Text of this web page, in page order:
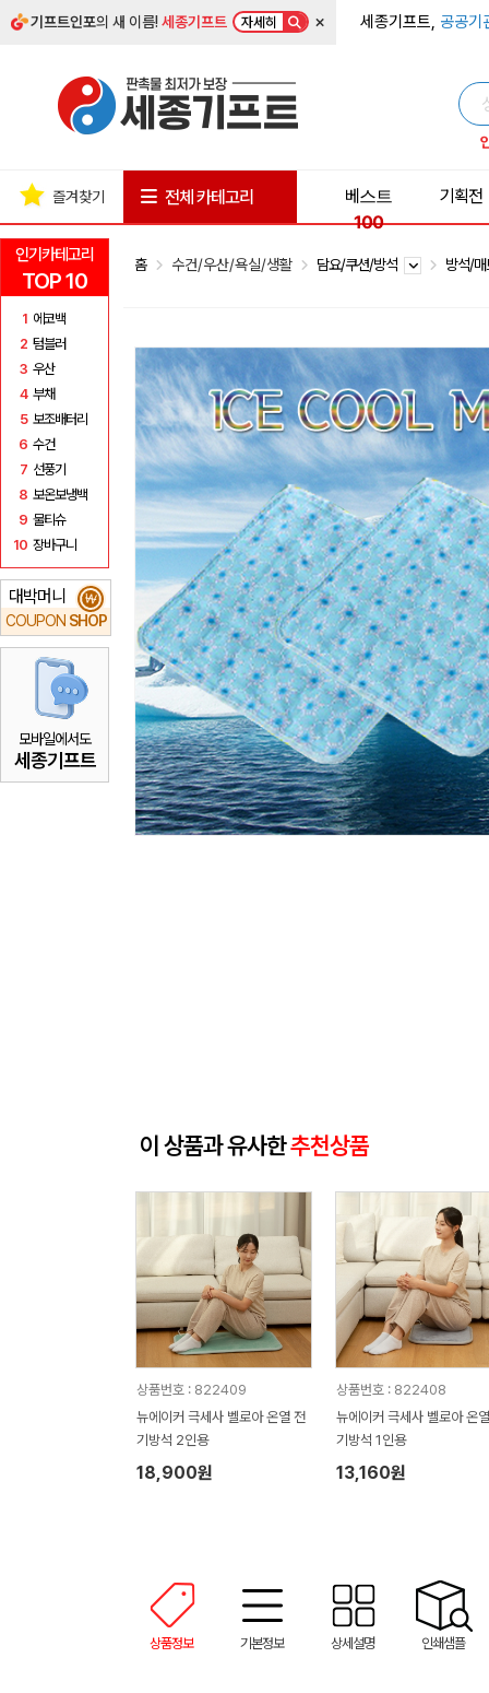
기프트인포의 새 이름!세종기프트 자세히 × 세종기프트, 공공기
인기카테고리
TOP 10
1 에코백
2 텀블러
3 우산
4 부채
5 보조배터리
6 수건
7 선풍기
8 보온보냉백
9 물티슈
10 장바구니
대박머니
COUPON SHOP
₩
모바일에서도
세종기프트
즐겨찾기 전체 카테고리
베스트
100
기획전
홈 수건/우산/욕실/생활 담요/쿠션/방석 방석/
이 상품과 유사한추천상품
상품번호 : 822409
뉴에이커 극세사 벨로아 온열 전
기방석 2인용
18,900원
상품번호 : 822408
뉴에이커 극세사 벨로아 온
기방석 1인용
13,160원
상품정보 기본정보 상세설명 인쇄샘플